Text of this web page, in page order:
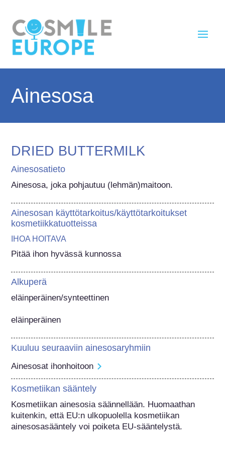
Ainesosa
DRIED BUTTERMILK
Ainesosatieto
Ainesosa, joka pohjautuu (lehmän)maitoon.
Ainesosan käyttötarkoitus/käyttötarkoitukset
kosmetiikkatuotteissa
IHOA HOITAVA
Pitää ihon hyvässä kunnossa
Alkuperä
eläinperäinen/synteettinen
eläinperäinen
Kuuluu seuraaviin ainesosaryhmiin
Ainesosat ihonhoitoon
Kosmetiikan sääntely
Kosmetiikan ainesosia säännellään. Huomaathan
kuitenkin, että EU:n ulkopuolella kosmetiikan
ainesosasääntely voi poiketa EU-sääntelystä.